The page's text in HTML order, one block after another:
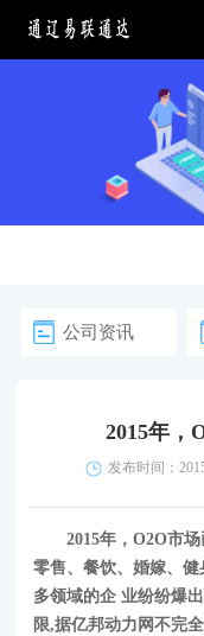
公司资讯
2015年，
发布时间：
2015年，O2O市
零售、餐饮、婚嫁、
多领域的企 业纷纷爆
限,据亿邦动力网不完